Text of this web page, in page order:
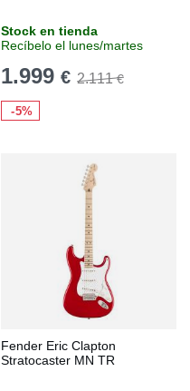
Stock en tienda
Recíbelo el lunes/martes
1.999 € 2.111€
-5%
Fender Eric Clapton
Stratocaster MN TR